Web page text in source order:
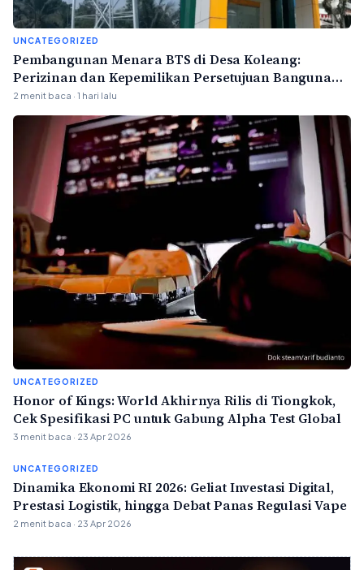
UNCATEGORIZED
Pembangunan Menara BTS di Desa Koleang:
Perizinan dan Kepemilikan Persetujuan Bangunan
Gedung (PBG)
2 menit baca · 1 hari lalu
UNCATEGORIZED
Honor of Kings: World Akhirnya Rilis di Tiongkok,
Cek Spesifikasi PC untuk Gabung Alpha Test Global
3 menit baca · 23 Apr 2026
UNCATEGORIZED
Dinamika Ekonomi RI 2026: Geliat Investasi Digital,
Prestasi Logistik, hingga Debat Panas Regulasi Vape
2 menit baca · 23 Apr 2026